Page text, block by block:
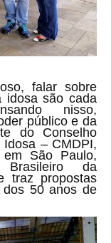
falar sobre
idosa são cada
nisso,
público e da
do Conselho
– CMDPI,
São Paulo,
Brasileiro da
traz propostas
dos 50 anos de